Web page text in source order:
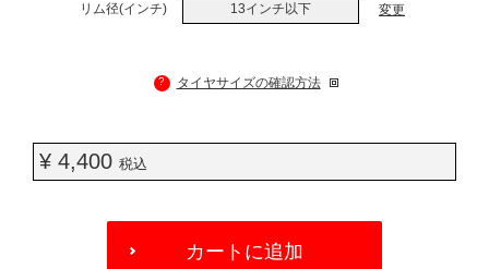
リム径(インチ) 13インチ以下 変更
? タイヤサイズの確認方法
¥ 4,400 税込
カートに追加